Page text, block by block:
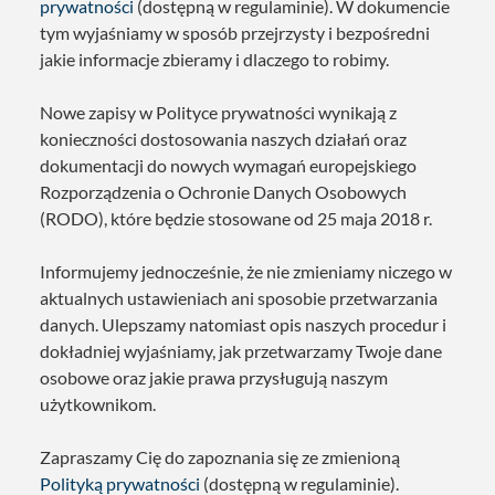
prywatności (dostępną w regulaminie). W dokumencie
tym wyjaśniamy w sposób przejrzysty i bezpośredni
jakie informacje zbieramy i dlaczego to robimy.
Nowe zapisy w Polityce prywatności wynikają z
konieczności dostosowania naszych działań oraz
dokumentacji do nowych wymagań europejskiego
Rozporządzenia o Ochronie Danych Osobowych
(RODO), które będzie stosowane od 25 maja 2018 r.
Informujemy jednocześnie, że nie zmieniamy niczego w
aktualnych ustawieniach ani sposobie przetwarzania
danych. Ulepszamy natomiast opis naszych procedur i
dokładniej wyjaśniamy, jak przetwarzamy Twoje dane
osobowe oraz jakie prawa przysługują naszym
użytkownikom.
Zapraszamy Cię do zapoznania się ze zmienioną
Polityką prywatności (dostępną w regulaminie).